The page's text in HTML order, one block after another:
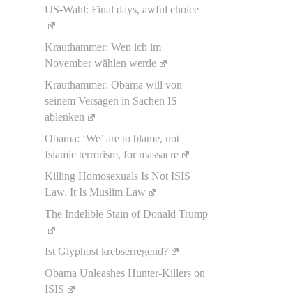
US-Wahl: Final days, awful choice
Krauthammer: Wen ich im
November wählen werde
Krauthammer: Obama will von
seinem Versagen in Sachen IS
ablenken
Obama: ‘We’ are to blame, not
Islamic terrorism, for massacre
Killing Homosexuals Is Not ISIS
Law, It Is Muslim Law
The Indelible Stain of Donald Trump
Ist Glyphost krebserregend?
Obama Unleashes Hunter-Killers on
ISIS